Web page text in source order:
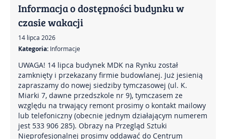
Informacja o dostępności budynku w
czasie wakacji
14 lipca 2026
Kategoria: Informacje
UWAGA! 14 lipca budynek MDK na Rynku został
zamknięty i przekazany firmie budowlanej. Już jesienią
zapraszamy do nowej siedziby tymczasowej (ul. K.
Miarki 7, dawne przedszkole nr 9), tymczasem ze
względu na trwający remont prosimy o kontakt mailowy
lub telefoniczny (obecnie jednym działającym numerem
jest 533 906 285). Obrazy na Przegląd Sztuki
Nieprofesjonalnej prosimy oddawać do Centrum